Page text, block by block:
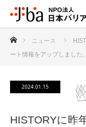
ホーム ニュース
ート情報をアップしました。
2024.01.15
HISTORYに昨